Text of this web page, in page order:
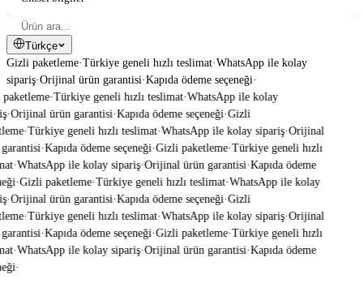
Türkçe
Gizli paketleme·Türkiye geneli hızlı teslimat·WhatsApp ile kolay
sipariş·Orijinal ürün garantisi·Kapıda ödeme seçeneği·
·Türkiye geneli hızlı teslimat·WhatsApp ile kolay
·Orijinal ürün garantisi·Kapıda ödeme seçeneği·Gizli
·Türkiye geneli hızlı teslimat·WhatsApp ile kolay sipariş·Orijinal
·Kapıda ödeme seçeneği·Gizli paketleme·Türkiye geneli hızlı
·WhatsApp ile kolay sipariş·Orijinal ürün garantisi·Kapıda ödeme
·Gizli paketleme·Türkiye geneli hızlı teslimat·WhatsApp ile kolay
·Orijinal ürün garantisi·Kapıda ödeme seçeneği·Gizli
·Türkiye geneli hızlı teslimat·WhatsApp ile kolay sipariş·Orijinal
·Kapıda ödeme seçeneği·Gizli paketleme·Türkiye geneli hızlı
·WhatsApp ile kolay sipariş·Orijinal ürün garantisi·Kapıda ödeme
·